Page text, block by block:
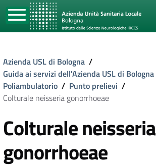
Azienda USL di Bologna /
Guida ai servizi dell'Azienda USL di Bologna
Poliambulatorio / Punto prelievi /
Colturale neisseria gonorrhoeae
Colturale neisseria
gonorrhoeae